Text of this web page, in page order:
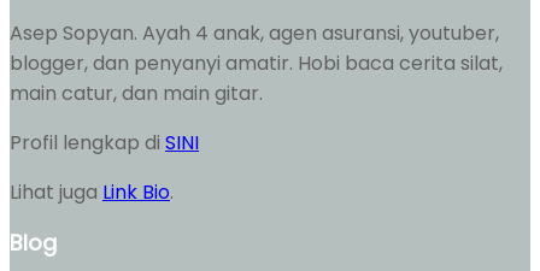
Asep Sopyan. Ayah 4 anak, agen asuransi, youtuber,
blogger, dan penyanyi amatir. Hobi baca cerita silat,
main catur, dan main gitar.
Profil lengkap di SINI
Lihat juga Link Bio.
Blog